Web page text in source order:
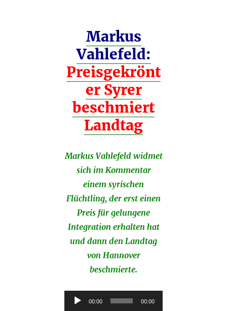
Markus
Vahlefeld:
Preisgekrönt
er Syrer
beschmiert
Landtag
Markus Vahlefeld widmet
sich im Kommentar
einem syrischen
Flüchtling, der erst einen
Preis für gelungene
Integration erhalten hat
und dann den Landtag
von Hannover
beschmierte.
Audio-00:00 00:00